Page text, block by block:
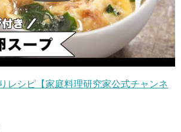
レシピ【家庭料理研究家公式チャンネ